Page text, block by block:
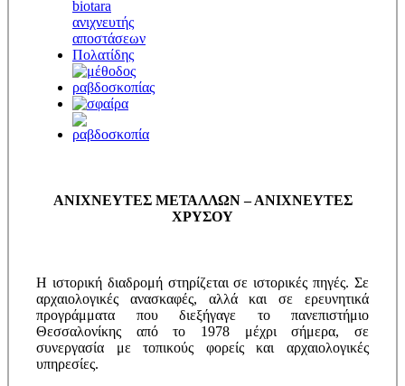
ΑΝΙΧΝΕΥΤΕΣ ΜΕΤΑΛΛΩΝ – ΑΝΙΧΝΕΥΤΕΣ
ΧΡΥΣΟΥ
Η ιστορική διαδρομή στηρίζεται σε ιστορικές πηγές. Σε
αρχαιολογικές ανασκαφές, αλλά και σε ερευνητικά
προγράμματα που διεξήγαγε το πανεπιστήμιο
Θεσσαλονίκης από το 1978 μέχρι σήμερα, σε
συνεργασία με τοπικούς φορείς και αρχαιολογικές
υπηρεσίες.